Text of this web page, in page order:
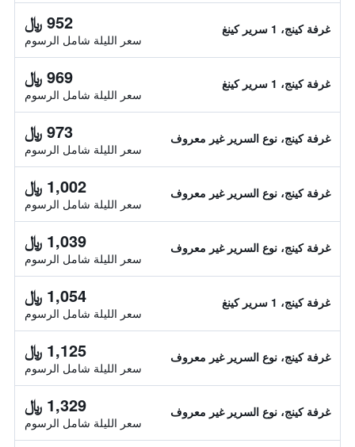
غرفة كينج، 1 سرير كينغ 952 ﷼
سعر الليلة شامل الرسوم
غرفة كينج، 1 سرير كينغ 969 ﷼
سعر الليلة شامل الرسوم
غرفة كينج، نوع السرير غير معروف 973 ﷼
سعر الليلة شامل الرسوم
غرفة كينج، نوع السرير غير معروف 1,002 ﷼
سعر الليلة شامل الرسوم
غرفة كينج، نوع السرير غير معروف 1,039 ﷼
سعر الليلة شامل الرسوم
غرفة كينج، 1 سرير كينغ 1,054 ﷼
سعر الليلة شامل الرسوم
غرفة كينج، نوع السرير غير معروف 1,125 ﷼
سعر الليلة شامل الرسوم
غرفة كينج، نوع السرير غير معروف 1,329 ﷼
سعر الليلة شامل الرسوم